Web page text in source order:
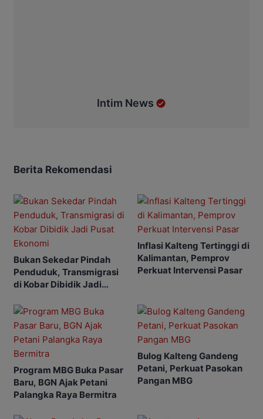
Intim News
Berita Rekomendasi
Bukan Sekedar Pindah
Penduduk, Transmigrasi
di Kobar Dibidik Jadi
Inflasi Kalteng Tertinggi di
Kalimantan, Pemprov
Perkuat Intervensi Pasar
Program MBG Buka Pasar
Baru, BGN Ajak Petani
Palangka Raya Bermitra
Bulog Kalteng Gandeng
Petani, Perkuat Pasokan
Pangan MBG